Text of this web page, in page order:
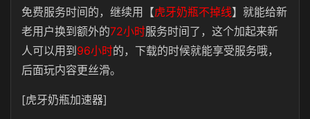
免费服务时间的，继续用【虎牙奶瓶不掉线】就能给新
老用户换到额外的72小时服务时间了，这个加起来新
人可以用到 96小时的，下载的时候就能享受服务哦，
后面玩内容更丝滑。
[虎牙奶瓶加速器]